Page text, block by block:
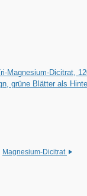
Magnesium-Dicitrat